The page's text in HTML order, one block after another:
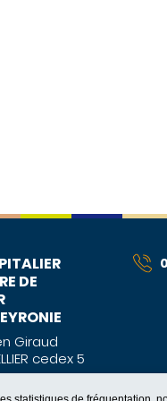
DE
Giraud
cedex 5